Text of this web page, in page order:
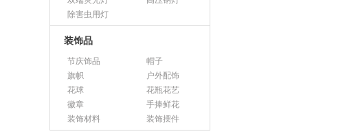
除害虫用灯
装饰品
节庆饰品
帽子
旗帜
户外配饰
花球
花瓶花艺
徽章
手捧鲜花
装饰材料
装饰摆件